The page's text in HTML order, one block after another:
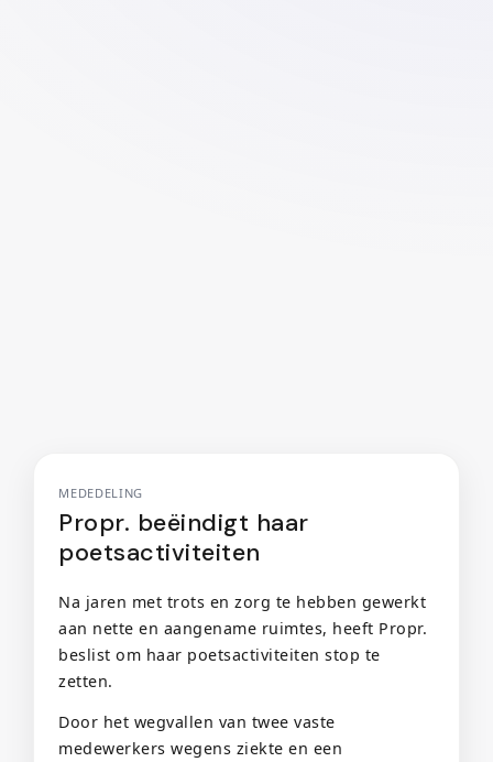
MEDEDELING
Propr. beëindigt haar
poetsactiviteiten
Na jaren met trots en zorg te hebben gewerkt
aan nette en aangename ruimtes, heeft Propr.
beslist om haar poetsactiviteiten stop te
zetten.
Door het wegvallen van twee vaste
medewerkers wegens ziekte en een